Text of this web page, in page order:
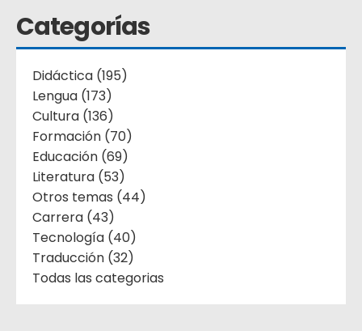
Categorías
Didáctica (195)
Lengua (173)
Cultura (136)
Formación (70)
Educación (69)
Literatura (53)
Otros temas (44)
Carrera (43)
Tecnología (40)
Traducción (32)
Todas las categorias